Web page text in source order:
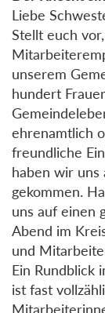
Liebe
Stellt euch
unserem
hundert
ehrenamtlich
freundliche
haben wir uns
gekommen.
uns auf einen
Abend im
und
Ein Rundblick
ist fast